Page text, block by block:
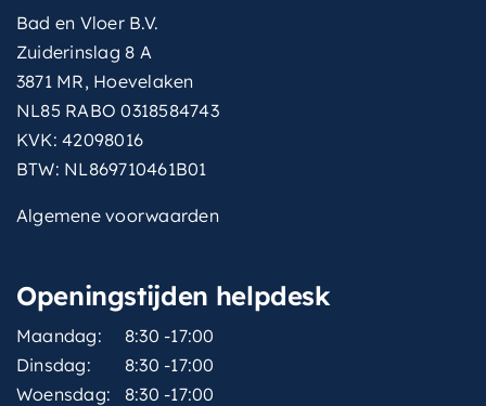
Bad en Vloer B.V.
Zuiderinslag 8 A
3871 MR, Hoevelaken
NL85 RABO 0318584743
KVK: 42098016
BTW: NL869710461B01
Algemene voorwaarden
Openingstijden helpdesk
Maandag:
8:30 -17:00
Dinsdag:
8:30 -17:00
Woensdag:
8:30 -17:00